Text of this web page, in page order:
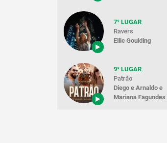
7° LUGAR
Ravers
Ellie Goulding
9° LUGAR
Patrão
Diego e Arnaldo e
Mariana Fagundes